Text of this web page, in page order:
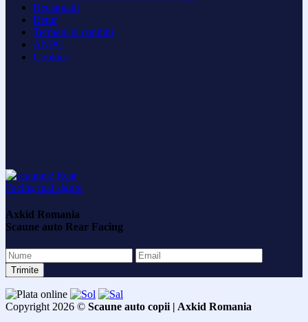
Reclamatii
Retur
Termeni si conditii
ANPC
Cookies
Axkid Romania
Scaune auto Rear Facing
Copyright 2026 © Scaune auto copii | Axkid Romania